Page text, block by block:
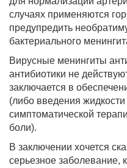
случаях применяются
предупредить
бактериального
Вирусные менингиты
антибиотики не
заключается в
(либо введения
симптоматической
боли).
В заключении хочется
серьезное заболевание,